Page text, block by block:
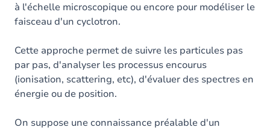
à l'échelle microscopique ou encore pour modéliser le
faisceau d'un cyclotron.
Cette approche permet de suivre les particules pas
par pas, d'analyser les processus encourus
(ionisation, scattering, etc), d'évaluer des spectres en
énergie ou de position.
On suppose une connaissance préalable d'un